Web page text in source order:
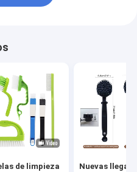
de limpieza
Nuevas